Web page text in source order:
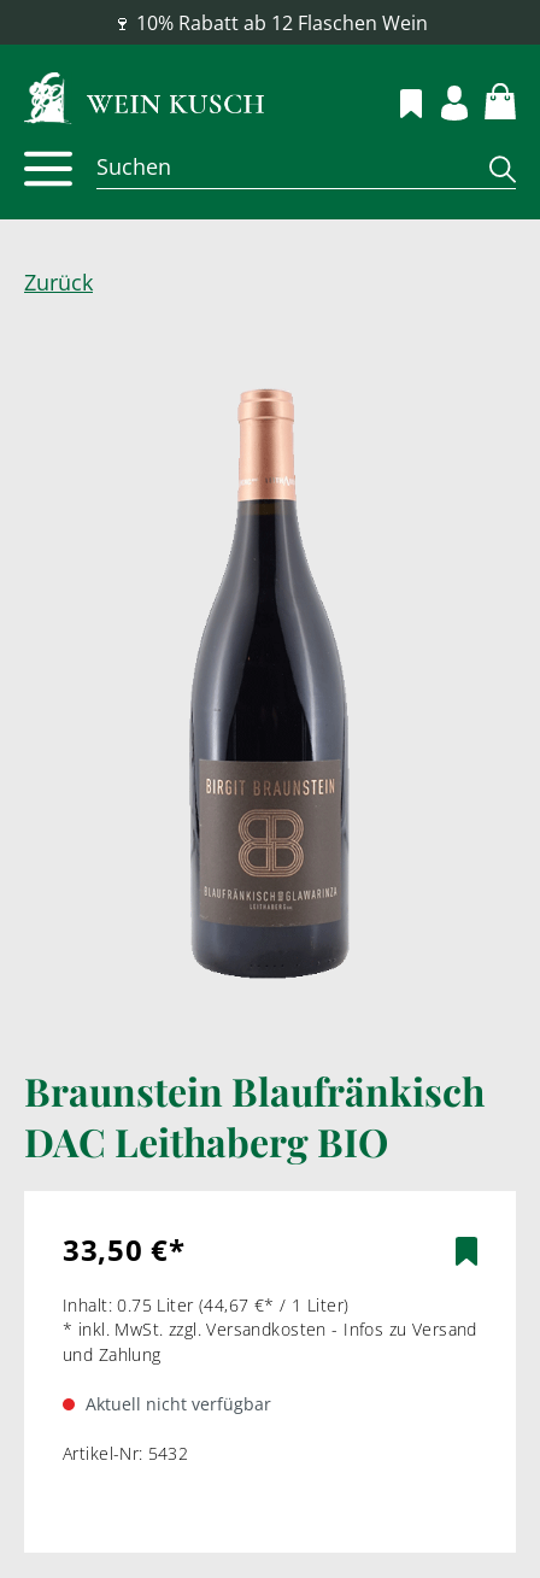
📦 Versandkostenfrei ab 100 €
Zurück
Braunstein Blaufränkisch
DAC Leithaberg BIO
33,50 €*
Inhalt:0.75 Liter (44,67 €* / 1 Liter)
* inkl. MwSt. zzgl. Versandkosten - Infos zu Versand
und Zahlung
Aktuell nicht verfügbar
Artikel-Nr: 5432